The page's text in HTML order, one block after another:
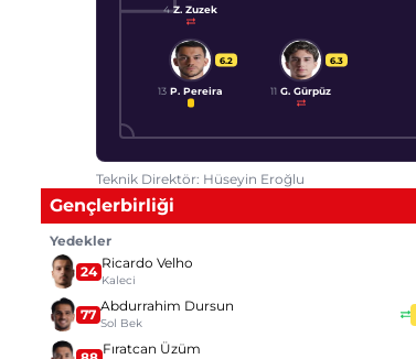
6.2
13 P. Pereira
4 Z. Zuzek
6.3
11 G. Gürpüz
Teknik Direktör: Hüseyin Eroğlu
Gençlerbirliği
Yedekler
24 Ricardo Velho
Kaleci
77 Abdurrahim Dursun
Sol Bek
Fıratcan Üzüm